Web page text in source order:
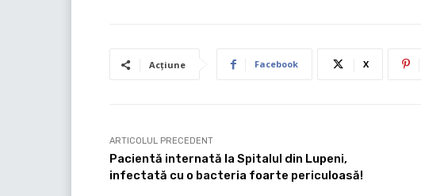
Acțiune Facebook X
ARTICOLUL PRECEDENT
Pacientă internată la Spitalul din Lupeni,
infectată cu o bacteria foarte periculoasă!